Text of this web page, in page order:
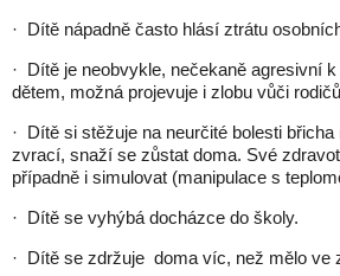
· Dítě nápadně často hlásí ztrátu
· Dítě je neobvykle, nečekaně agresivní
dětem, možná projevuje i zlobu vůči
· Dítě si stěžuje na neurčité bolesti
zvrací, snaží se zůstat doma. Své
případně i simulovat (manipulace s
· Dítě se vyhýbá docházce do školy.
· Dítě se zdržuje doma víc, než mělo ve